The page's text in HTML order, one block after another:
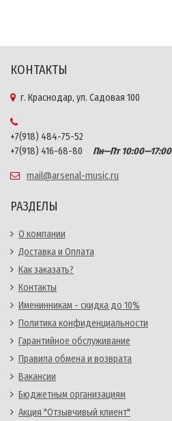
КОНТАКТЫ
г. Краснодар, ул. Садовая 100
+7(918) 484-75-52
+7(918) 416-68-80
Пн—Пт 10:00—17:00
mail@arsenal-music.ru
РАЗДЕЛЫ
О компании
Доставка и Оплата
Как заказать?
Контакты
Именинникам - скидка до 10%
Политика конфиденциальности
Гарантийное обслуживание
Правила обмена и возврата
Вакансии
Бюджетным организациям
Акция "Отзывчивый клиент"